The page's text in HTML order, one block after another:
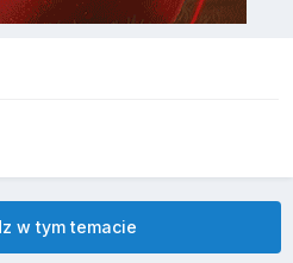
w tym temacie